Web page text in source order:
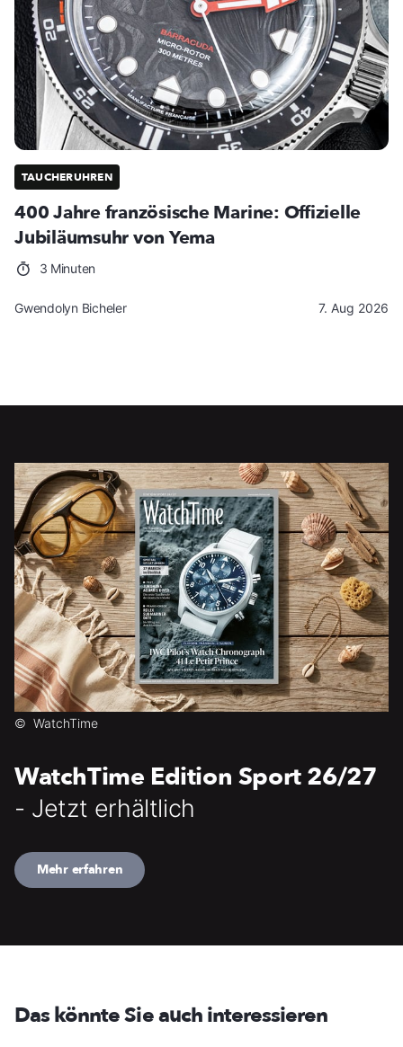
TAUCHERUHREN
400 Jahre französische Marine: Offizielle
Jubiläumsuhr von Yema
3 Minuten
Gwendolyn Bicheler 7. Aug 2026
© WatchTime
WatchTime Edition Sport 26/27
- Jetzt erhältlich
Mehr erfahren
Das könnte Sie auch interessieren